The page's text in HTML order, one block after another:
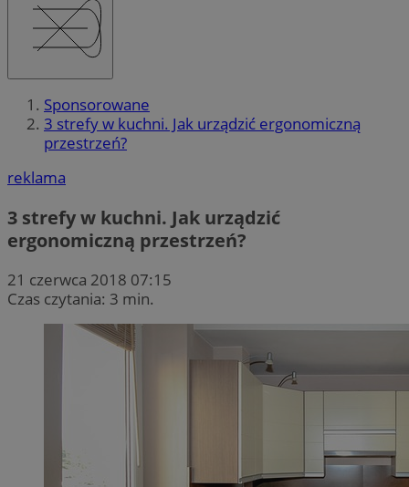
Sponsorowane
3 strefy w kuchni. Jak urządzić ergonomiczną
przestrzeń?
reklama
3 strefy w kuchni. Jak urządzić
ergonomiczną przestrzeń?
21 czerwca 2018 07:15
Czas czytania: 3 min.